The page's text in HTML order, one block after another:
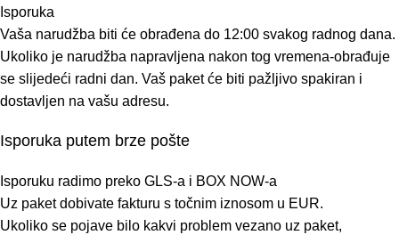
Isporuka
Vaša narudžba biti će obrađena do 12:00 svakog radnog dana.
Ukoliko je narudžba napravljena nakon tog vremena-obrađuje
se slijedeći radni dan. Vaš paket će biti pažljivo spakiran i
dostavljen na vašu adresu.
Isporuka putem brze pošte
Isporuku radimo preko GLS-a i BOX NOW-a
Uz paket dobivate fakturu s točnim iznosom u EUR.
Ukoliko se pojave bilo kakvi problem vezano uz paket,